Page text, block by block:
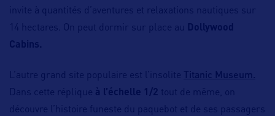
invite à quantités d’aventures et relaxations nautiques sur
14 hectares. On peut dormir sur place au
Dollywood
Cabins.
L’autre grand site populaire est l’insolite Titanic Museum.
Dans cette réplique à l’échelle 1/2 tout de même, on
découvre l’histoire funeste du paquebot et de ses passagers